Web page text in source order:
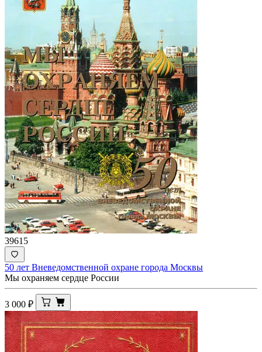
39615
50 лет Вневедомственной охране города Москвы
Мы охраняем сердце России
3 000 ₽